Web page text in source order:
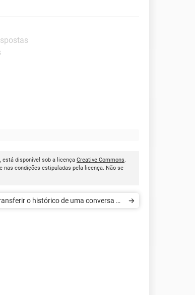
está disponível sob a licença Creative Commons.
nas condições estipuladas pela licença. Não se
o histórico de uma conversa do